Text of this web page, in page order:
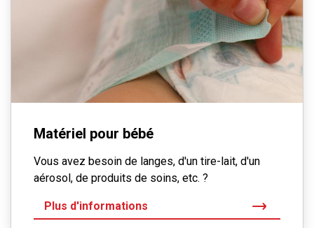
Matériel pour bébé
Vous avez besoin de langes, d'un tire-lait, d'un
aérosol, de produits de soins, etc. ?
Plus d'informations